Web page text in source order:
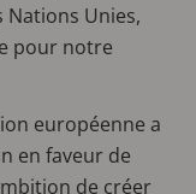
Nations Unies,
pour notre
européenne a
en faveur de
de créer